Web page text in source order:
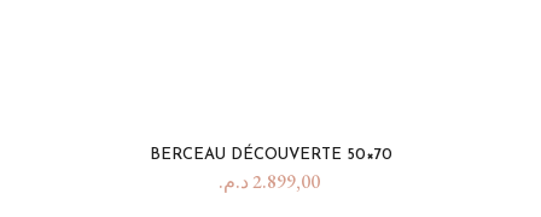
BERCEAU DÉCOUVERTE 50×70
2.899,00د.م.